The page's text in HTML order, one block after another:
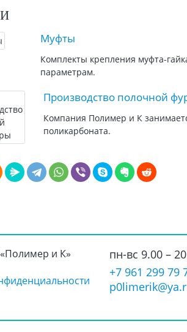
Муфты
Комплекты крепления муфта-
параметрам.
Производство полочной
Компания Полимер и К
поликарбоната.
и К»
пн-вс 9.00 –
+7 961 299 79